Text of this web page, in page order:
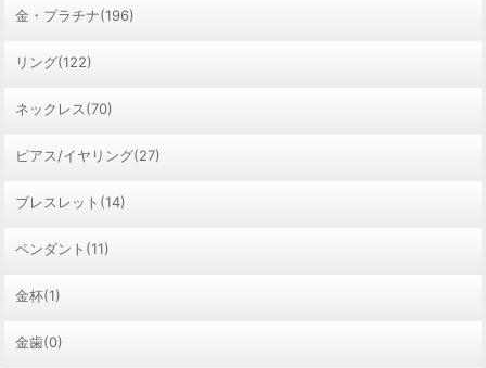
金・プラチナ(196)
リング(122)
ネックレス(70)
ピアス/イヤリング(27)
ブレスレット(14)
ペンダント(11)
金杯(1)
金歯(0)